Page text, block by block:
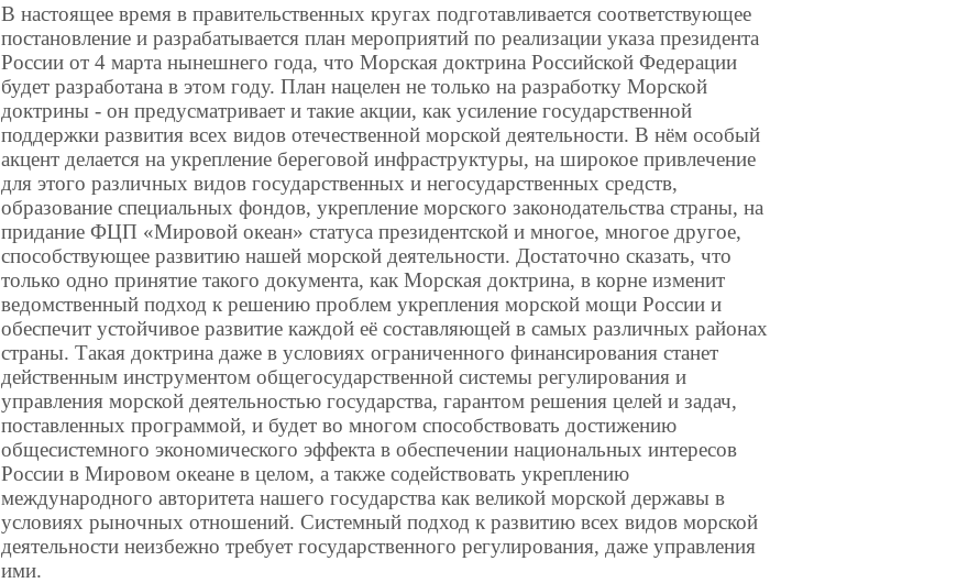
В настоящее время в правительственных кругах подготавливается соответствующее
постановление и разрабатывается план мероприятий по реализации указа президента
России от 4 марта нынешнего года, что Морская доктрина Российской Федерации
будет разработана в этом году. План нацелен не только на разработку Морской
доктрины - он предусматривает и такие акции, как усиление государственной
поддержки развития всех видов отечественной морской деятельности. В нём особый
акцент делается на укрепление береговой инфраструктуры, на широкое привлечение
для этого различных видов государственных и негосударственных средств,
образование специальных фондов, укрепление морского законодательства страны, на
придание ФЦП «Мировой океан» статуса президентской и многое, многое другое,
способствующее развитию нашей морской деятельности. Достаточно сказать, что
только одно принятие такого документа, как Морская доктрина, в корне изменит
ведомственный подход к решению проблем укрепления морской мощи России и
обеспечит устойчивое развитие каждой её составляющей в самых различных районах
страны. Такая доктрина даже в условиях ограниченного финансирования станет
действенным инструментом общегосударственной системы регулирования и
управления морской деятельностью государства, гарантом решения целей и задач,
поставленных программой, и будет во многом способствовать достижению
общесистемного экономического эффекта в обеспечении национальных интересов
России в Мировом океане в целом, а также содействовать укреплению
международного авторитета нашего государства как великой морской державы в
условиях рыночных отношений. Системный подход к развитию всех видов морской
деятельности неизбежно требует государственного регулирования, даже управления
ими.